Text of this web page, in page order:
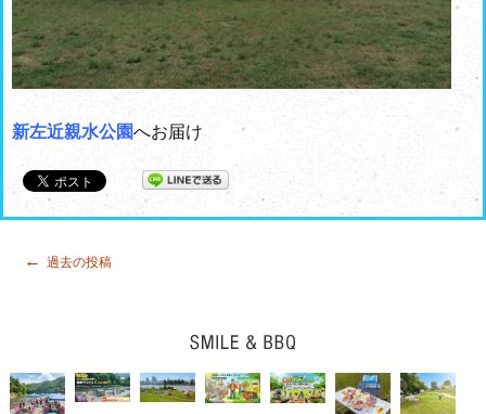
新左近親水公園へお届け
ゲ
← 過去の投稿